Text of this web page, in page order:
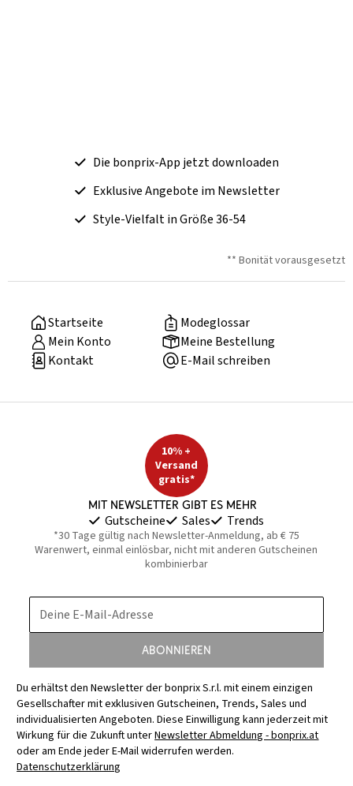
Die bonprix-App jetzt downloaden
Exklusive Angebote im Newsletter
Style-Vielfalt in Größe 36-54
** Bonität vorausgesetzt
Startseite
Modeglossar
Mein Konto
Meine Bestellung
Kontakt
E-Mail schreiben
10% +
Versand
gratis*
Mit Newsletter gibt es mehr
Gutscheine Sales Trends
*30 Tage gültig nach Newsletter-Anmeldung, ab € 75
Warenwert, einmal einlösbar, nicht mit anderen Gutscheinen
kombinierbar
Deine E-Mail-Adresse
Abonnieren
Du erhältst den Newsletter der bonprix S.r.l. mit einem einzigen
Gesellschafter mit exklusiven Gutscheinen, Trends, Sales und
individualisierten Angeboten. Diese Einwilligung kann jederzeit mit
Wirkung für die Zukunft unterNewsletter Abmeldung - bonprix.at
oder am Ende jeder E-Mail widerrufen werden.
Datenschutzerklärung